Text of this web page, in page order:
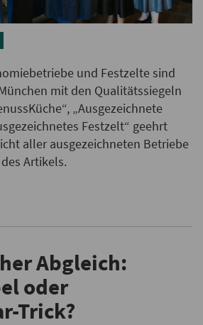
und Festzelte sind
mit den Qualitätssiegeln
„Ausgezeichnete
Festzelt“ geehrt
aller ausgezeichneten Betriebe
Artikels.
Abgleich:
oder
Trick?